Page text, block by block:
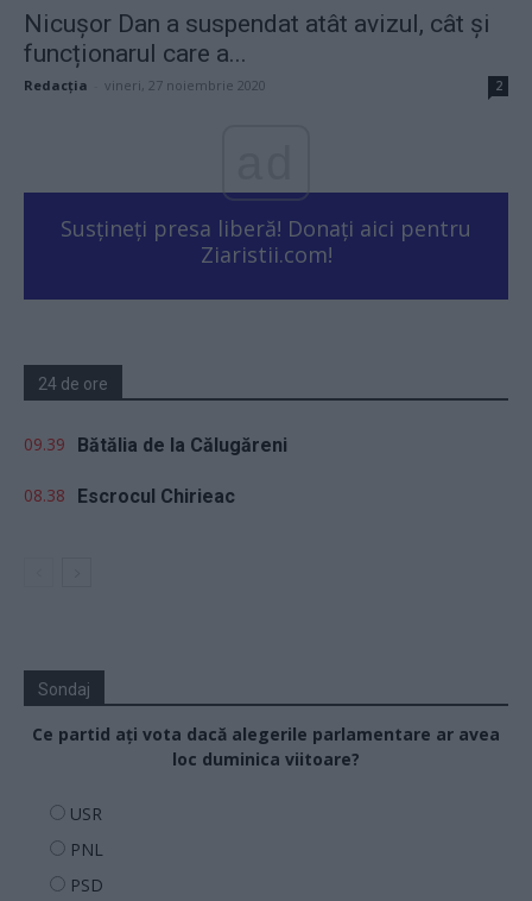
Nicușor Dan a suspendat atât avizul, cât și
funcționarul care a...
Redacţia vineri, 27 noiembrie 2020 2
Susțineți presa liberă! Donați aici pentru
Ziaristii.com!
24 de ore
09.39 Bătălia de la Călugăreni
08.38 Escrocul Chirieac
Sondaj
Ce partid ați vota dacă alegerile parlamentare ar avea
loc duminica viitoare?
USR
PNL
PSD